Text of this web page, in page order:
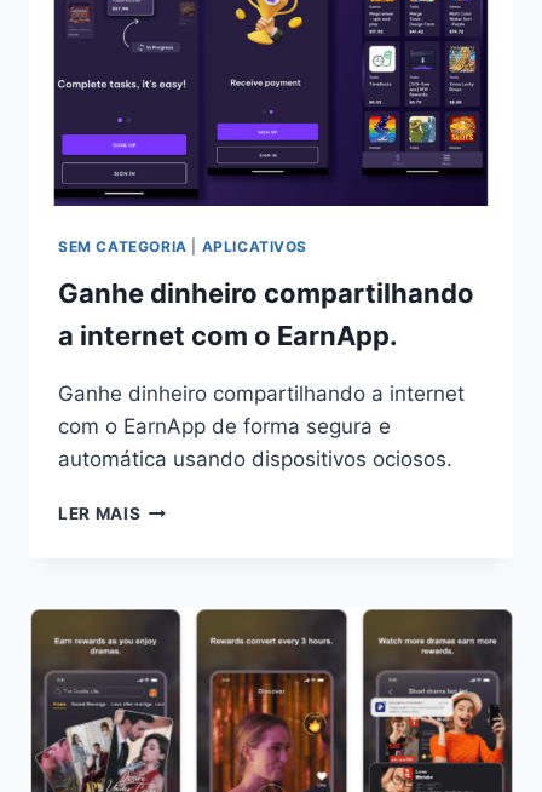
O
CINEGATO
SEM CATEGORIA APLICATIVOS
Ganhe dinheiro compartilhando
a internet com o EarnApp.
Ganhe dinheiro compartilhando a internet
com o EarnApp de forma segura e
automática usando dispositivos ociosos.
LER MAIS GANHE
INTERNET
COM
EARNAPP.